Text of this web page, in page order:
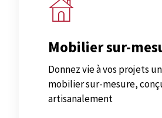
Mobilier sur-
Donnez vie à vos projets
mobilier sur-mesure,
artisanalement